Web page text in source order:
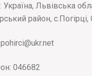
Україна, Львівська
район, с.Погірці,
pohirci@ukr.net
046682